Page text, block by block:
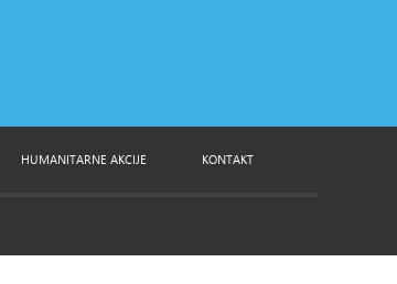
HUMANITARNE AKCIJE KONTAKT